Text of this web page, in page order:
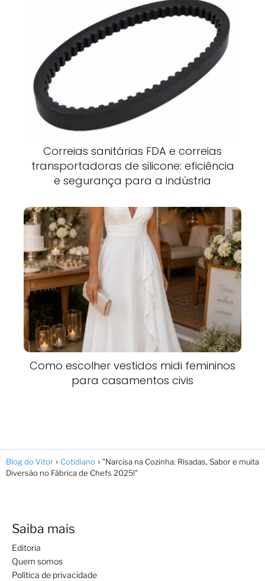
Correias sanitárias FDA e correias
transportadoras de silicone: eficiência
e segurança para a indústria
Como escolher vestidos midi femininos
para casamentos civis
Blog do Vitor Cotidiano
"Narcisa na Cozinha: Risadas, Sabor e muita
Diversão no Fábrica de Chefs 2025!"
Saiba mais
Editoria
Quem somos
Política de privacidade